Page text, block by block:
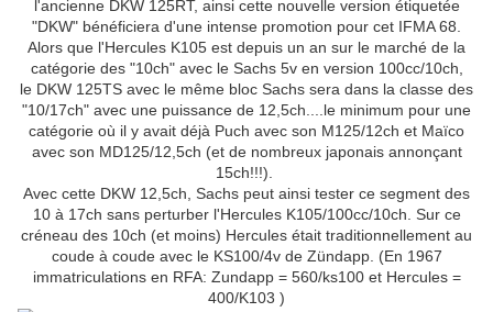
l'ancienne DKW 125RT, ainsi cette nouvelle version étiquetée
"DKW" bénéficiera d'une intense promotion pour cet IFMA 68.
Alors que l'Hercules K105 est depuis un an sur le marché de la
catégorie des "10ch" avec le Sachs 5v en version 100cc/10ch,
le DKW 125TS avec le même bloc Sachs sera dans la classe des
"10/17ch" avec une puissance de 12,5ch....le minimum pour une
catégorie où il y avait déjà Puch avec son M125/12ch et Maïco
avec son MD125/12,5ch (et de nombreux japonais annonçant
15ch!!!).
Avec cette DKW 12,5ch, Sachs peut ainsi tester ce segment des
10 à 17ch sans perturber l'Hercules K105/100cc/10ch. Sur ce
créneau des 10ch (et moins) Hercules était traditionnellement au
coude à coude avec le KS100/4v de Zündapp. (En 1967
immatriculations en RFA: Zundapp = 560/ks100 et Hercules =
400/K103 )